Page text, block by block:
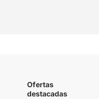
Ofertas
destacadas